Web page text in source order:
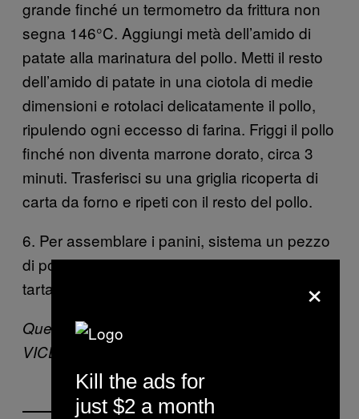
grande finché un termometro da frittura non
segna 146°C. Aggiungi metà dell’amido di
patate alla marinatura del pollo. Metti il resto
dell’amido di patate in una ciotola di medie
dimensioni e rotolaci delicatamente il pollo,
ripulendo ogni eccesso di farina. Friggi il pollo
finché non diventa marrone dorato, circa 3
minuti. Trasferisci su una griglia ricoperta di
carta da forno e ripeti con il resto del pollo.
6. Per assemblare i panini, sistema un pezzo
di pollo in ogni pagnotta insieme alla salsa
tartara e alla lattuga.
Questa ricetta è originariamente apparsa su
VICE US.
×
Kill the ads for
just $2 a month